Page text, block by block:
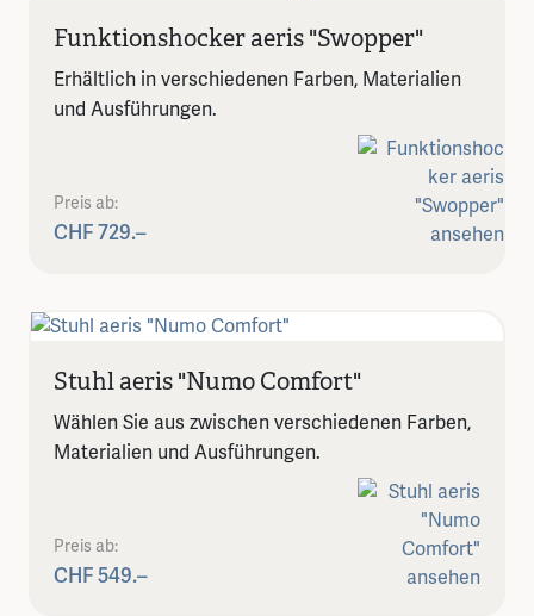
Funktionshocker aeris "Swopper"
Erhältlich in verschiedenen Farben, Materialien
und Ausführungen.
Preis ab:
CHF 729.–
Stuhl aeris "Numo Comfort"
Wählen Sie aus zwischen verschiedenen Farben,
Materialien und Ausführungen.
Preis ab:
CHF 549.–